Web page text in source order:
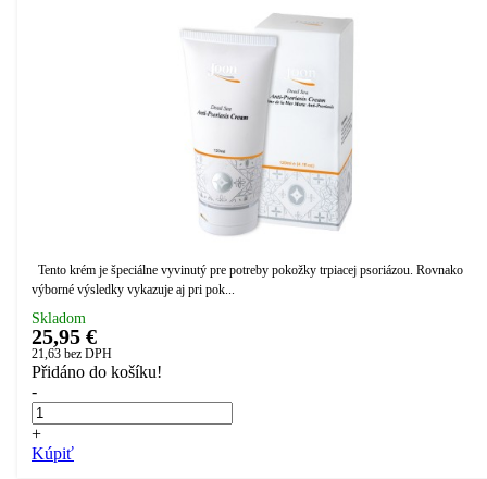
Tento krém je špeciálne vyvinutý pre potreby pokožky trpiacej psoriázou. Rovnako
výborné výsledky vykazuje aj pri pok...
Skladom
25,95 €
21,63 bez DPH
Přidáno do košíku!
-
+
Kúpiť